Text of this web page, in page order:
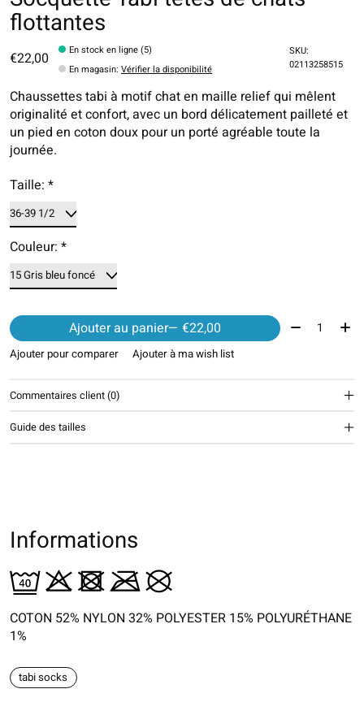
flottantes
€22,00
En stock en ligne (5)
En magasin:Vérifier la disponibilité
SKU:
02113258515
Chaussettes tabi à motif chat en maille relief qui mêlent
originalité et confort, avec un bord délicatement pailleté et
un pied en coton doux pour un porté agréable toute la
journée.
Taille: *
Couleur: *
Ajouter au panier — €22,00 Quantité:
Ajouter pour comparer Ajouter à ma wish list
Commentaires client (0)
Guide des tailles
Informations
COTON 52% NYLON 32% POLYESTER 15% POLYURÉTHANE
1%
tabi socks